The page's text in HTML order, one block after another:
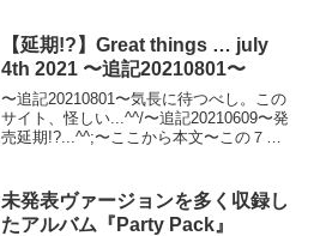
【延期!?】Great things … july
4th 2021 〜追記20210801〜
〜追記20210801〜気長に待つべし。この
サイト、怪しい...^^/〜追記20210609〜発
売延期!?...^^;〜ここから本文〜この７月
売するようです。アートワー...
未発表ヴァージョンを多く収録し
たアルバム『Party Pack』